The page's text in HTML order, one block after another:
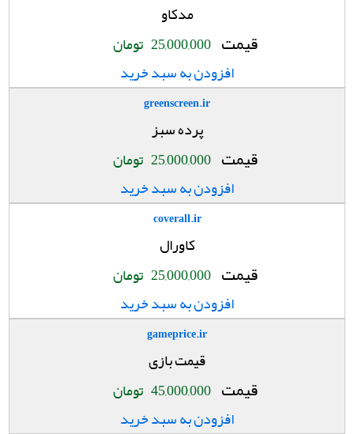
مدکاو
قیمت 25,000,000 تومان
افزودن به سبد خرید
greenscreen.ir
پرده سبز
قیمت 25,000,000 تومان
افزودن به سبد خرید
coverall.ir
کاورال
قیمت 25,000,000 تومان
افزودن به سبد خرید
gameprice.ir
قیمت بازی
قیمت 45,000,000 تومان
افزودن به سبد خرید